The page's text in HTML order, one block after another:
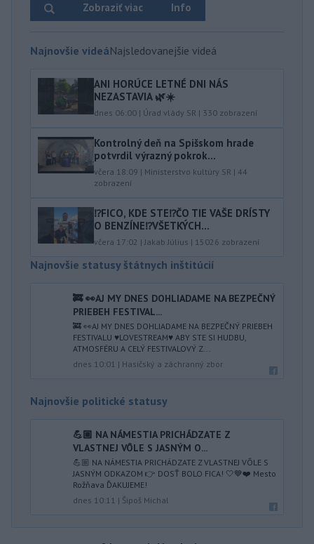
Info
Zobraziť viac
Najnovšie videáNajsledovanejšie videá
ANI HORÚCE LETNÉ DNI NÁS
NEZASTAVIA 🌿☀️
dnes 06:00 | Úrad vlády SR | 330 zobrazení
Kontrolný deň na Spišskom hrade
potvrdil výrazný pokrok...
včera 18:09 | Ministerstvo kultúry SR | 44
zobrazení
⁉️FICO, KDE STE⁉️ČO TIE VAŠE DRÍSTY
O BENZÍNE⁉️VŠETKÝCH...
včera 17:02 |Jakab Július | 15026 zobrazení
Najnovšie statusy štátnych inštitúcií
🚒 👀AJ MY DNES DOHLIADAME NA BEZPEČNÝ
PRIEBEH FESTIVAL...
🚒 👀AJ MY DNES DOHLIADAME NA BEZPEČNÝ PRIEBEH
FESTIVALU ♥️LOVESTREAM♥️ ABY STE SI HUDBU,
ATMOSFÉRU A CELÝ FESTIVALOVÝ Z...
dnes 10:01 | Hasičský a záchranný zbor
Najnovšie politické statusy
💪🏼 NA NÁMESTIA PRICHÁDZATE Z
VLASTNEJ VÔLE S JASNÝM O...
💪🏼 NA NÁMESTIA PRICHÁDZATE Z VLASTNEJ VÔLE S
JASNÝM ODKAZOM 👉 DOSŤ BOLO FICA! 🤍💙❤️ Mesto
Rožňava ĎAKUJEME!
dnes 10:11 | Šipoš Michal